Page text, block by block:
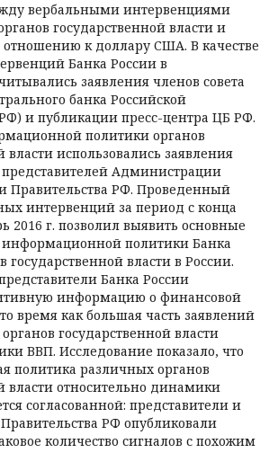
вербальными интервенциями
государственной власти и
отношению к доллару США. В качестве
Банка России в
заявления членов совета
банка Российской
и публикации пресс-центра ЦБ РФ.
политики органов
власти использовались заявления
Администрации
Правительства РФ. Проведенный
интервенций за период с конца
2016 г. позволил выявить основные
информационной политики Банка
государственной власти в России.
Банка России
информацию о финансовой
время как большая часть заявлений
государственной власти
ВВП. Исследование показало, что
политика различных органов
власти относительно динамики
согласованной: представители и
РФ опубликовали
количество сигналов с похожим